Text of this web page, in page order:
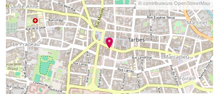
© contributeurs OpenStreetMap